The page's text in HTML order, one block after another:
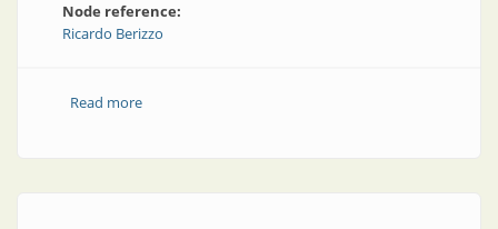
Node reference:
Ricardo Berizzo
Read moreabout Protocolo OCPP, comunicaciones y protocolos